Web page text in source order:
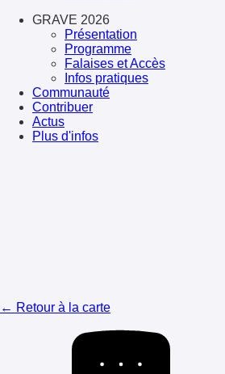
GRAVE 2026
Présentation
Programme
Falaises et Accès
Infos pratiques
Communauté
Contribuer
Actus
Plus d'infos
← Retour à la carte